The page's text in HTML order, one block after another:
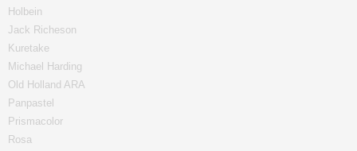
Holbein
Jack Richeson
Kuretake
Michael Harding
Old Holland ARA
Panpastel
Prismacolor
Rosa